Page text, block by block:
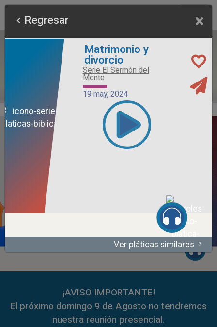
Alimento Sano
Serie Otros Predicadores
59:35
¡AVISO IMPORTANTE!
El próximo domingo 9 de Agosto no tendremos
nuestra reunión presencial.
Regresar ×
Matrimonio y
divorcio
Serie El Sermón del
Monte
19 may, 2024
00:00 50:22
Ver pláticas similares